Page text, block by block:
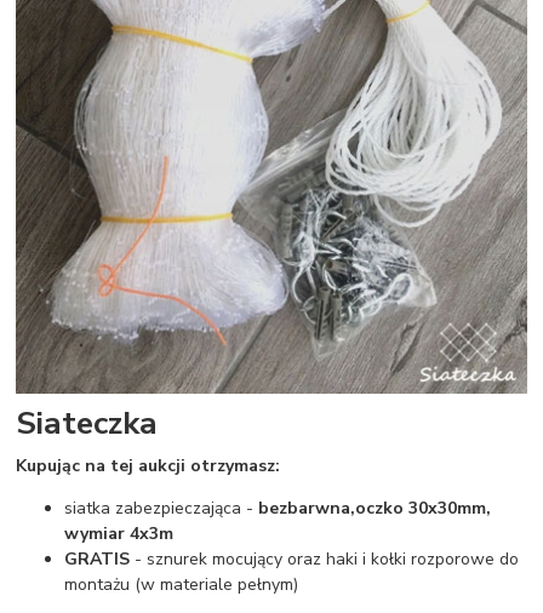
Siateczka
Kupując na tej aukcji otrzymasz:
siatka zabezpieczająca - bezbarwna,oczko 30x30mm,
wymiar 4x3m
GRATIS - sznurek mocujący oraz haki i kołki rozporowe do
montażu (w materiale pełnym)